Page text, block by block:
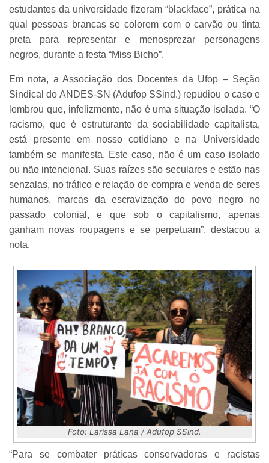
estudantes da universidade fizeram “blackface”, prática na
qual pessoas brancas se colorem com o carvão ou tinta
preta para representar e menosprezar personagens
negros, durante a festa “Miss Bicho”.
Em nota, a Associação dos Docentes da Ufop – Seção
Sindical do ANDES-SN (Adufop SSind.) repudiou o caso e
lembrou que, infelizmente, não é uma situação isolada. “O
racismo, que é estruturante da sociabilidade capitalista,
está presente em nosso cotidiano e na Universidade
também se manifesta. Este caso, não é um caso isolado
ou não intencional. Suas raízes são seculares e estão nas
senzalas, no tráfico e relação de compra e venda de seres
humanos, marcas da escravização do povo negro no
passado colonial, e que sob o capitalismo, apenas
ganham novas roupagens e se perpetuam”, destacou a
nota.
Foto: Larissa Lana / Adufop SSind.
“Para se combater práticas conservadoras e racistas